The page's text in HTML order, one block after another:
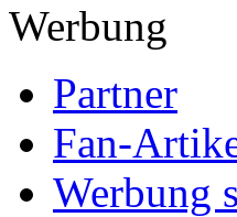
Werbung
Partner
Fan-
Werbung